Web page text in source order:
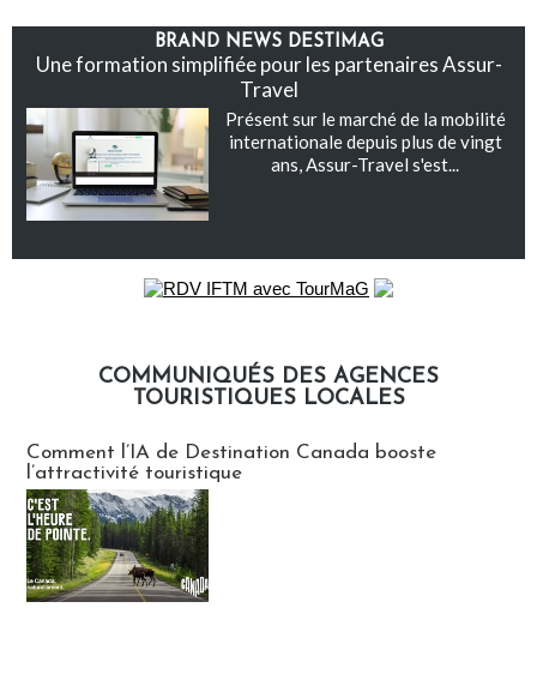
BRAND NEWS DESTIMAG
Une formation simplifiée pour les partenaires Assur-
Travel
Présent sur le marché de la mobilité
internationale depuis plus de vingt
ans, Assur-Travel s'est...
COMMUNIQUÉS DES AGENCES
TOURISTIQUES LOCALES
Comment l’IA de Destination Canada booste
l’attractivité touristique